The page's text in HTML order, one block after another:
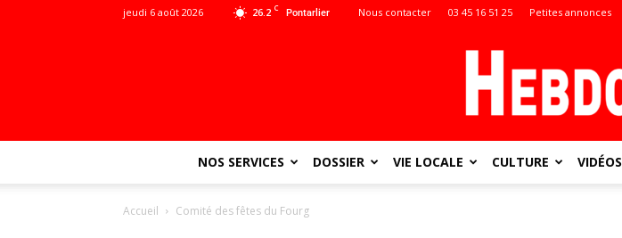
26.2 C Pontarlier
jeudi 6 août 2026 Nous contacter 03 45 16 51 25 Petites annonces
NOS SERVICES DOSSIER VIE LOCALE CULTURE VIDÉOS
Accueil Comité des fêtes du Fourg